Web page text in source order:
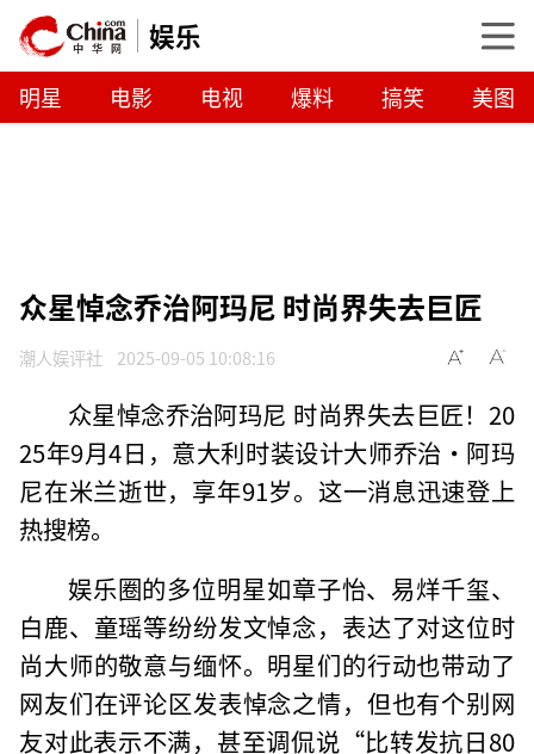
娱乐
明星 电影 电视 爆料 搞笑 美图
众星悼念乔治阿玛尼 时尚界失去巨匠
潮人娱评社 2025-09-05 10:08:16
众星悼念乔治阿玛尼 时尚界失去巨匠！20
25年9月4日，意大利时装设计大师乔治·阿玛
尼在米兰逝世，享年91岁。这一消息迅速登上
热搜榜。
娱乐圈的多位明星如章子怡、易烊千玺、
白鹿、童瑶等纷纷发文悼念，表达了对这位时
尚大师的敬意与缅怀。明星们的行动也带动了
网友们在评论区发表悼念之情，但也有个别网
友对此表示不满，甚至调侃说“比转发抗日80